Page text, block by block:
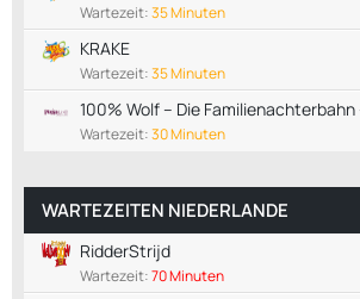
Wartezeit:35 Minuten
KRAKE
Wartezeit:35 Minuten
100% Wolf – Die
Wartezeit:30 Minuten
WARTEZEITEN NIEDERLANDE
RidderStrijd
Wartezeit:70 Minuten